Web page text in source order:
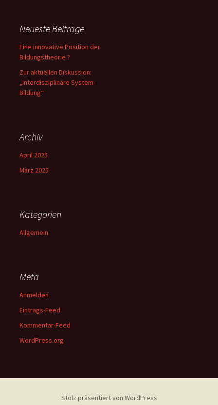
Neueste Beiträge
Eine innovative Position der
Bildungstheorie ?
Zur aktuellen Diskussion:
„Interdisziplinäre System-
Bildung“
Archiv
April 2025
März 2025
Kategorien
Allgemein
Meta
Anmelden
Eintrags-Feed
Kommentar-Feed
WordPress.org
Stolz präsentiert von WordPress